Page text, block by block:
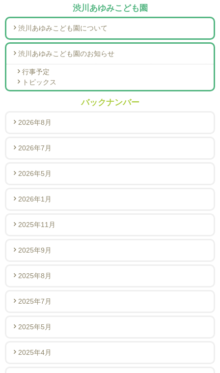
渋川あゆみこども園
渋川あゆみこども園について
渋川あゆみこども園のお知らせ
行事予定
トピックス
バックナンバー
2026年8月
2026年7月
2026年5月
2026年1月
2025年11月
2025年9月
2025年8月
2025年7月
2025年5月
2025年4月